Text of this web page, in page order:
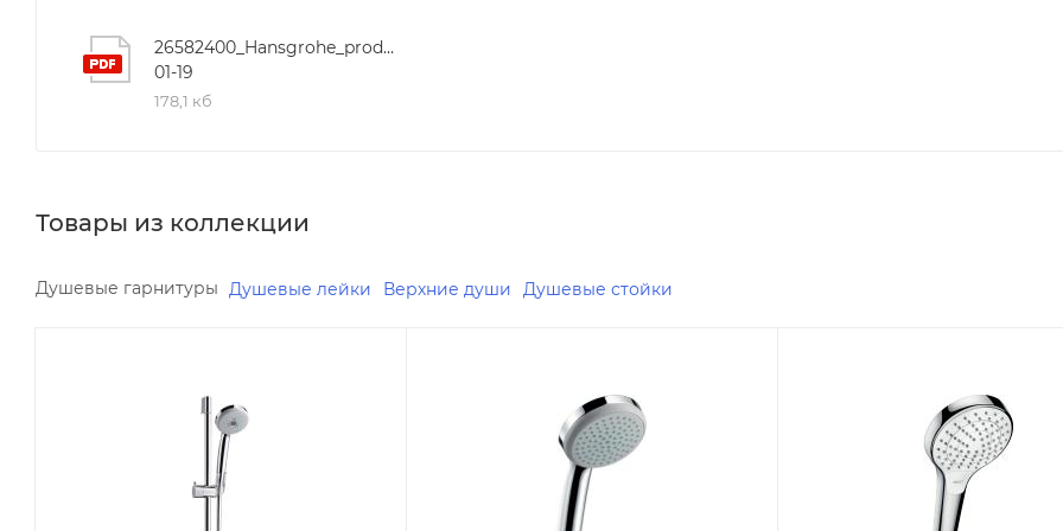
26582400_Hansgrohe_product_specification_2017-
01-19
178,1 кб
Товары из коллекции
Душевые гарнитуры Душевые лейки Верхние души Душевые стойки
Душ, Товар, 00-00005021,
Душ, Товар, 00-00004974,
Душ, Товар, 00-00004821,